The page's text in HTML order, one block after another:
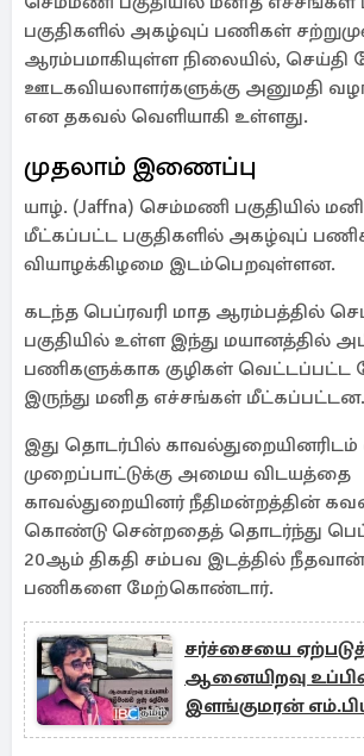
பகுதிகளில் அகழ்வுப் பணிகள்
ஆரம்பமாகியுள்ள நிலையில், செய்தி
ஊடகவியலாளர்களுக்கு அனுமதி
என தகவல் வெளியாகி உள்ளது.
முதலாம் இணைப்பு
யாழ். (Jaffna) செம்மணி பகுதியில்
மீட்கப்பட்ட பகுதிகளில் அகழ்வுப்
வியாழக்கிழமை இடம்பெறவுள்ளன.
கடந்த பெப்ரவரி மாத ஆரம்பத்தில்
பகுதியில் உள்ள இந்து மயானத்தில்
பணிகளுக்காக குழிகள் வெட்டப்பட்ட
இருந்து மனித எச்சங்கள் மீட்கப்பட்டன.
இது தொடர்பில்
முறைப்பாட்டுக்கு அமைய விடயத்தை
காவல்துறையினர் நீதிமன்றத்தின்
கொண்டு சென்றதைத் தொடர்ந்து
20ஆம் திகதி சம்பவ இடத்தில்
பணிகளை மேற்கொண்டார்.
சர்ச்சையை
ஆனையிறவு
இளங்குமரன்